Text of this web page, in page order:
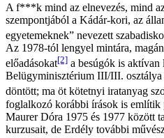
A f***k mind az elnevezés, mind
szempontjából a Kádár-kori, az
egyetemeknek” nevezett
Az 1978-tól lengyel mintára,
előadásokat[2] a besúgók is aktívan
Belügyminisztérium III/III. osztálya
döntött; ma öt kötetnyi iratanyag
foglalkozó korábbi írások is
Maurer Dóra 1975 és 1977 között
kurzusait, de Erdély további